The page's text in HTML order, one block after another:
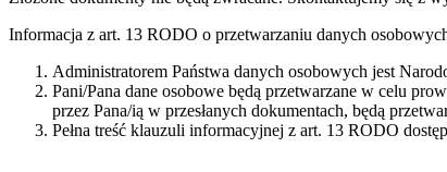
Informacja z art. 13 RODO o przetwarzaniu danych
Administratorem Państwa danych osobowych jest
Pani/Pana dane osobowe będą przetwarzane w celu
przez Pana/ią w przesłanych dokumentach, będą
Pełna treść klauzuli informacyjnej z art. 13 RODO